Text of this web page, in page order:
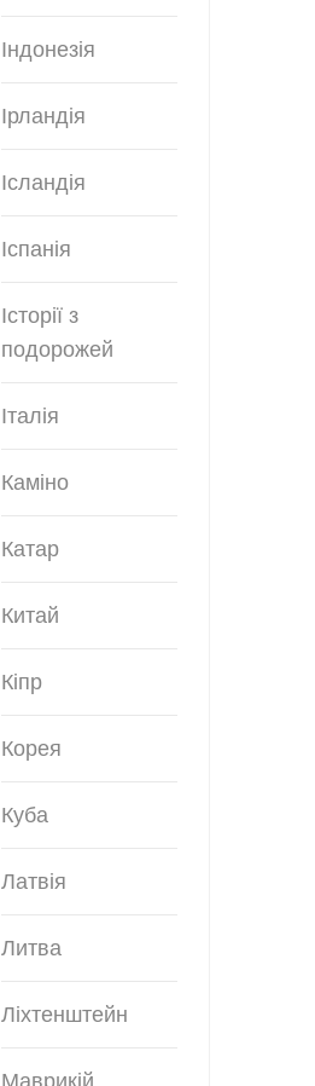
Індонезія
Ірландія
Ісландія
Іспанія
Історії з
подорожей
Італія
Каміно
Катар
Китай
Кіпр
Корея
Куба
Латвія
Литва
Ліхтенштейн